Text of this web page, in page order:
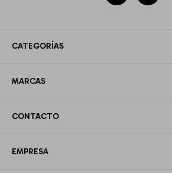
CATEGORÍAS
MARCAS
CONTACTO
EMPRESA